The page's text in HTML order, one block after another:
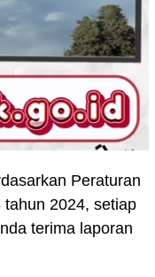
Peraturan
2024, setiap
terima laporan